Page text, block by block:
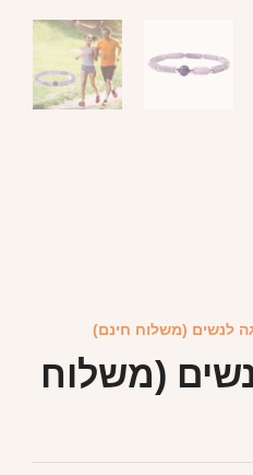
לנשים (משלוח חינם)
(משלוח